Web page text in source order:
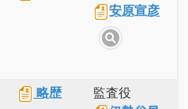
安原宣彦
略歴
監査役